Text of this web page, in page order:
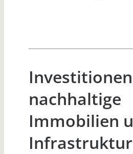
nachhaltige
Immobilien
Infrastruktur